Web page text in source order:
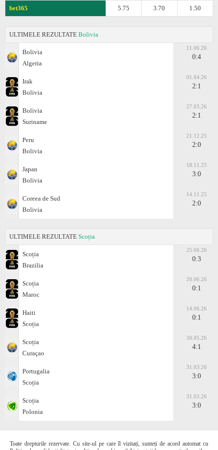
bet365 1.50
3.70
5.75
ULTIMELE REZULTATE Bolivia
Bolivia
Algeria
11.06.26
0:4
Irak
Bolivia
01.04.26
2:1
Bolivia
Suriname
27.03.26
2:1
Peru
Bolivia
21.12.25
2:0
Japan
Bolivia
18.11.25
3:0
Coreea de Sud
Bolivia
14.11.25
2:0
ULTIMELE REZULTATE Scoția
Scoția
Brazilia
25.06.26
0:3
Scoția
Maroc
20.06.26
0:1
Haiti
Scoția
14.06.26
0:1
Scoția
Curaçao
30.05.26
4:1
Portugalia
Scoția
31.03.26
3:0
Scoția
Polonia
31.03.26
3:0
Toate drepturile rezervate. Cu site-ul pe care îl vizitați, sunteți de acord automat cu